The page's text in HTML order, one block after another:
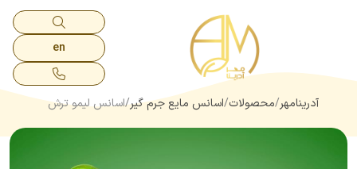
en
آدرینامهر محصولات اسانس مایع جرم گیر اسانس لیمو ترش